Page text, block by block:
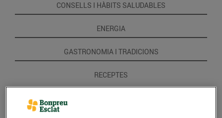
CONSELLS I HÀBITS SALUDABLES
ENERGIA
GASTRONOMIA I TRADICIONS
RECEPTES